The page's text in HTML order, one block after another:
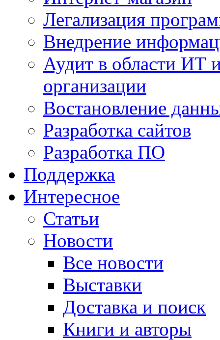
Легализация
Внедрение
Аудит в области ИТ
организации
Востановление
Разработка сайтов
Разработка ПО
Поддержка
Интересное
Статьи
Новости
Все новости
Выставки
Доставка и поиск
Книги и авторы